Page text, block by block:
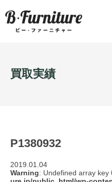
買取実績
P1380932
2019.01.04
Warning: Undefined array key